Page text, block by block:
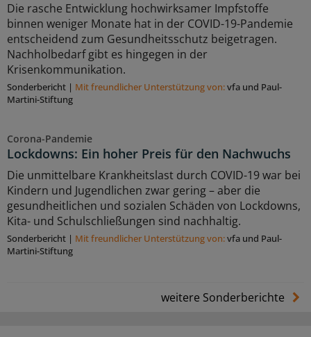
Die rasche Entwicklung hochwirksamer Impfstoffe
binnen weniger Monate hat in der COVID-19-Pandemie
entscheidend zum Gesundheitsschutz beigetragen.
Nachholbedarf gibt es hingegen in der
Krisenkommunikation.
Sonderbericht | Mit freundlicher Unterstützung von:vfa und Paul-
Martini-Stiftung
Corona-Pandemie
Lockdowns: Ein hoher Preis für den Nachwuchs
Die unmittelbare Krankheitslast durch COVID-19 war bei
Kindern und Jugendlichen zwar gering – aber die
gesundheitlichen und sozialen Schäden von Lockdowns,
Kita- und Schulschließungen sind nachhaltig.
Sonderbericht | Mit freundlicher Unterstützung von:vfa und Paul-
Martini-Stiftung
weitere Sonderberichte